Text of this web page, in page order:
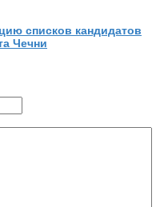
списков кандидатов
Чечни